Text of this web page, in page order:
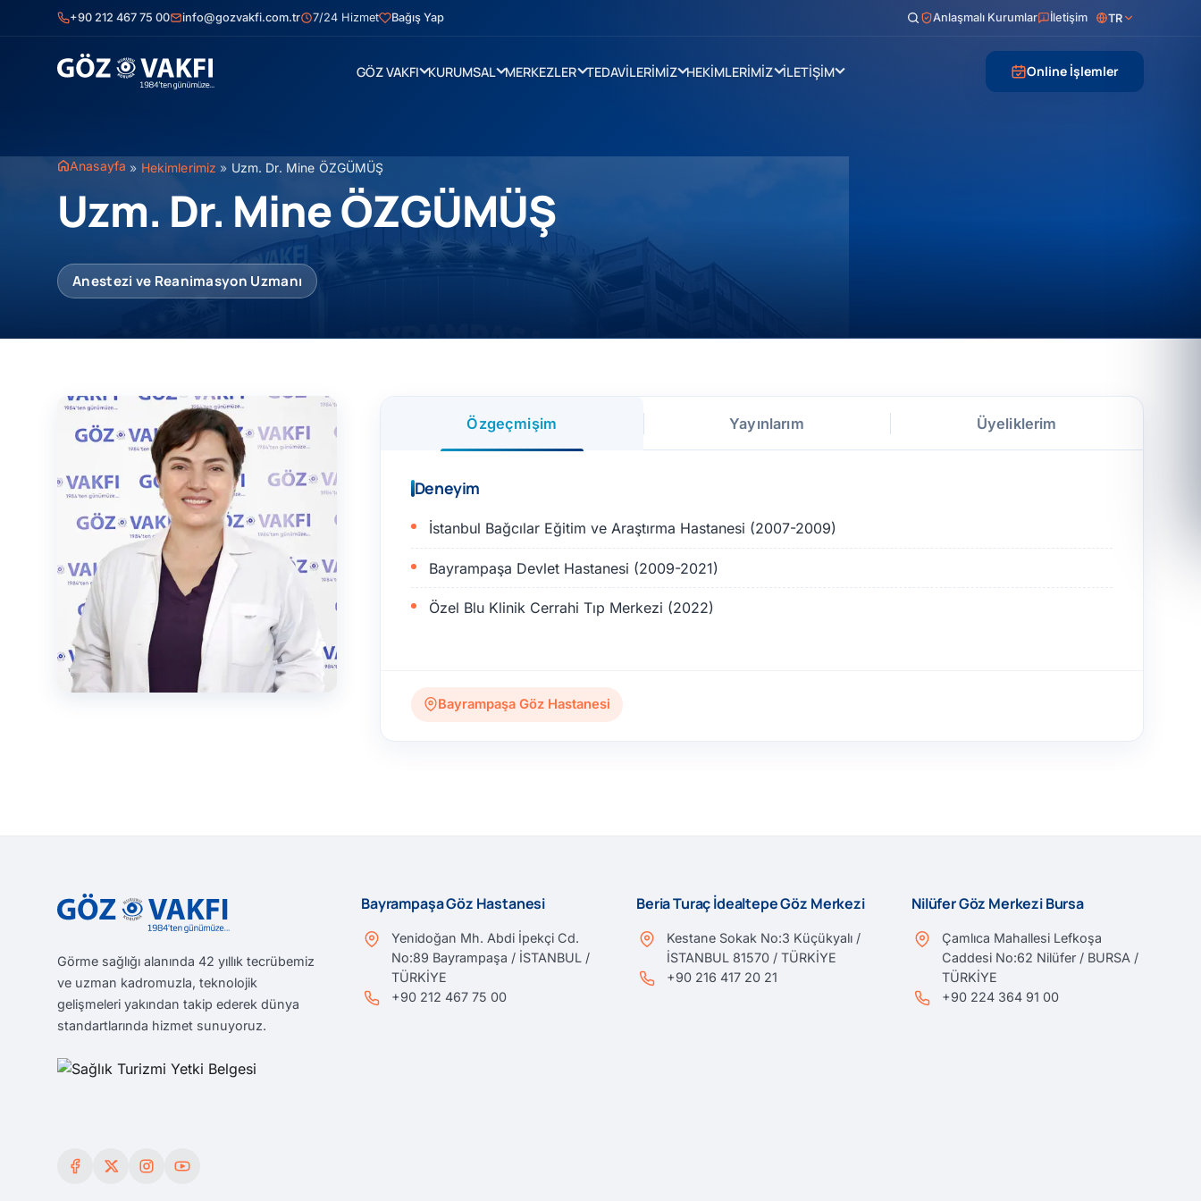
+90 212 467 75 00 info@gozvakfi.com.tr 7/24 Hizmet Bağış Yap Anlaşmalı Kurumlar İletişim TR
GÖZ VAKFI KURUMSAL MERKEZLER TEDAVİLERİMİZ HEKİMLERİMİZ İLETİŞİM Online İşlemler
Anasayfa » Hekimlerimiz » Uzm. Dr. Mine ÖZGÜMÜŞ
Uzm. Dr. Mine ÖZGÜMÜŞ
Anestezi ve Reanimasyon Uzmanı
Özgeçmişim Yayınlarım Üyeliklerim
Deneyim
İstanbul Bağcılar Eğitim ve Araştırma Hastanesi (2007-2009)
Bayrampaşa Devlet Hastanesi (2009-2021)
Özel Blu Klinik Cerrahi Tıp Merkezi (2022)
Bayrampaşa Göz Hastanesi
Görme sağlığı alanında 42 yıllık tecrübemiz
ve uzman kadromuzla, teknolojik
gelişmeleri yakından takip ederek dünya
standartlarında hizmet sunuyoruz.
Bayrampaşa Göz Hastanesi
Yenidoğan Mh. Abdi İpekçi Cd.
No:89 Bayrampaşa / İSTANBUL /
TÜRKİYE
+90 212 467 75 00
Beria Turaç İdealtepe Göz Merkezi
Kestane Sokak No:3 Küçükyalı /
İSTANBUL 81570 / TÜRKİYE
+90 216 417 20 21
Nilüfer Göz Merkezi Bursa
Çamlıca Mahallesi Lefkoşa
Caddesi No:62 Nilüfer / BURSA /
TÜRKİYE
+90 224 364 91 00